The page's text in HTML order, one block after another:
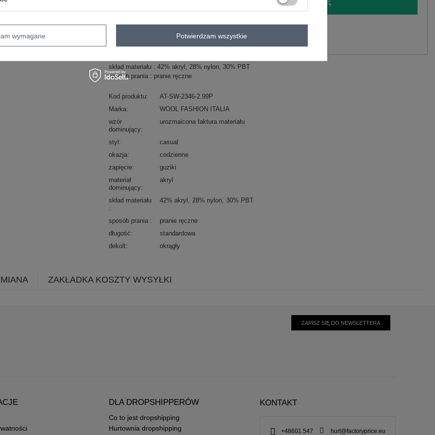
+48 601 547 740 Zadaj pytanie
skład materiału : 42% akryl, 28% nylon, 30% PBT
sposób prania : pranie ręczne
Kod produktu
AT-SW-2346-2.99P
Marka
WOOL FASHION ITALIA
wzór
dominujący
urozmaicona faktura materiału
styl
casual
okazja
codzienne
zapięcie
guziki
materiał
dominujący
akryl
skład materiału 42% akryl 28% nylon 30% PBT
sposób prania
pranie ręczne
długość
standardowa
dekolt
okrągły
ZAKŁADKA KOSZTY WYSYŁKI
ZAPISZ SIĘ DO NEWSLETTERA
DLA DROPSHIPPERÓW
Co to jest dropshipping
Hurtownia dropshipping
KONTAKT
+48601 547 hurt@factoryprice.eu
wymagane Potwierdzam wszystkie